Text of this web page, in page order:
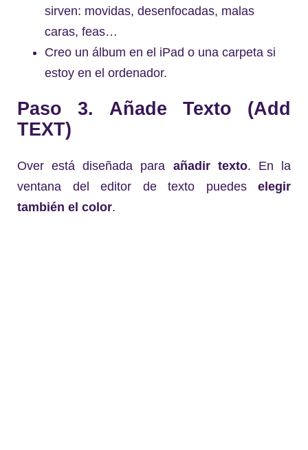
sirven: movidas, desenfocadas, malas
caras, feas…
Creo un álbum en el iPad o una carpeta si
estoy en el ordenador.
Paso 3. Añade Texto (Add
TEXT)
Over está diseñada para añadir texto. En la
ventana del editor de texto puedes elegir
también el color.